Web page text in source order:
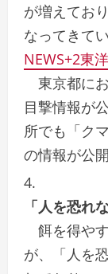
が増えてお
なってきて
NEWS+2東
東京都に
目撃情報が
所でも「ク
の情報が公
「人を恐れ
餌を得や
が、「人を